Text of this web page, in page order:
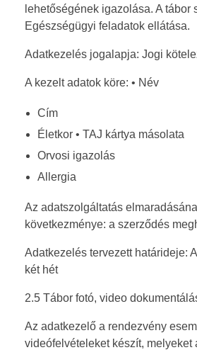
lehetőségének igazolása. A tábor
Egészségügyi feladatok ellátása.
Adatkezelés jogalapja: Jogi
A kezelt adatok köre: • Név
Cím
Életkor • TAJ kártya másolata
Orvosi igazolás
Allergia
Az adatszolgáltatás
következménye: a szerződés
Adatkezelés tervezett határideje:
két hét
2.5 Tábor fotó, video
Az adatkezelő a rendezvény
videófelvételeket készít, melyeket